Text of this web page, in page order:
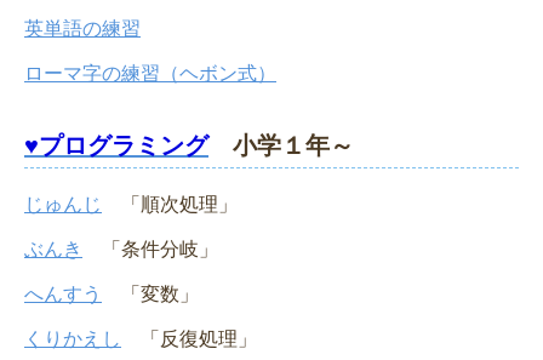
英単語の練習
ローマ字の練習（ヘボン式）
♥プログラミング小学１年～
じゅんじ 「順次処理」
ぶんき 「条件分岐」
へんすう 「変数」
くりかえし 「反復処理」